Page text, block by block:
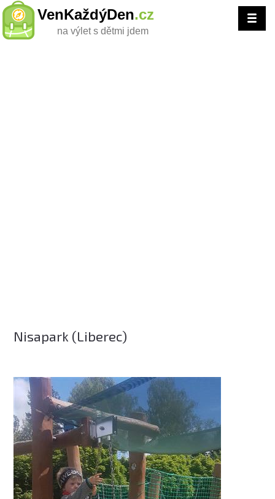
VenKaždýDen.cz
na výlet s dětmi jdem
Nisapark (Liberec)